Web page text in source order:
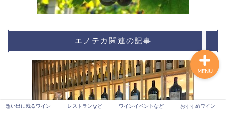
エノテカ関連の記事
想い出に残るワイン レストランなど ワインイベントなど おすすめワイン
MENU
おすすめワイン